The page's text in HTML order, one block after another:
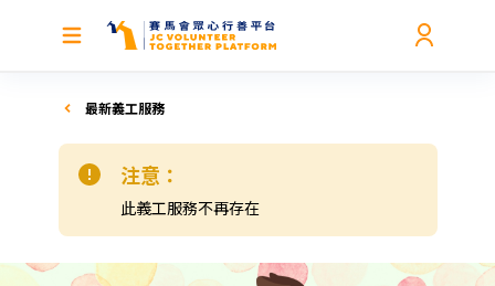
最新義工服務
注意：
此義工服務不再存在